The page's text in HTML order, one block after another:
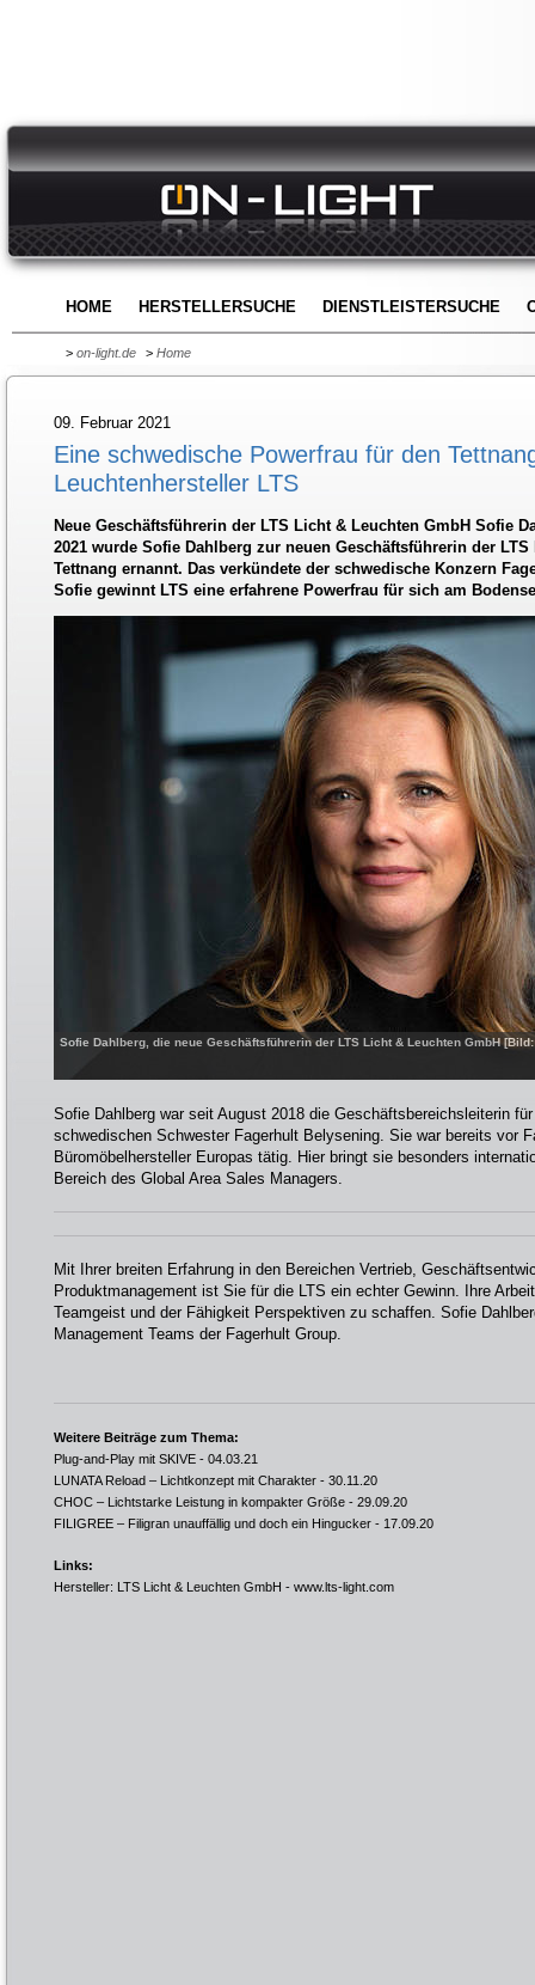
HOME HERSTELLERSUCHE DIENSTLEISTERSUCHE
> on-light.de > Home
09. Februar 2021
Eine schwedische Powerfrau für den
Leuchtenhersteller LTS
Neue Geschäftsführerin der LTS Licht & Leuchten GmbH Sofie
2021 wurde Sofie Dahlberg zur neuen Geschäftsführerin der
Tettnang ernannt. Das verkündete der schwedische Konzern
Sofie gewinnt LTS eine erfahrene Powerfrau für sich am
Sofie Dahlberg, die neue Geschäftsführerin der LTS Licht & Leuchten GmbH
Sofie Dahlberg war seit August 2018 die Geschäftsbereichsleiterin
schwedischen Schwester Fagerhult Belysening. Sie war bereits vor
Büromöbelhersteller Europas tätig. Hier bringt sie besonders
Bereich des Global Area Sales Managers.
Mit Ihrer breiten Erfahrung in den Bereichen Vertrieb,
Produktmanagement ist Sie für die LTS ein echter Gewinn. Ihre
Teamgeist und der Fähigkeit Perspektiven zu schaffen. Sofie
Management Teams der Fagerhult Group.
Weitere Beiträge zum Thema:
Plug-and-Play mit SKIVE - 04.03.21
LUNATA Reload – Lichtkonzept mit Charakter - 30.11.20
CHOC – Lichtstarke Leistung in kompakter Größe - 29.09.20
FILIGREE – Filigran unauffällig und doch ein Hingucker - 17.09.20
Links:
Hersteller: LTS Licht & Leuchten GmbH - www.lts-light.com